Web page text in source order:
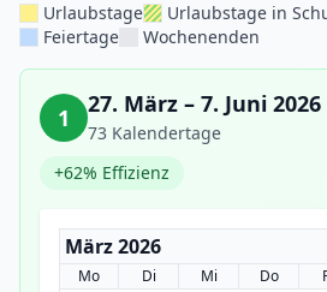
Urlaubstage Urlaubstage in
Feiertage
Wochenenden
1 27. März – 7. Juni 2026
73 Kalendertage
+62% Effizienz
März 2026
Mo Di Mi Do